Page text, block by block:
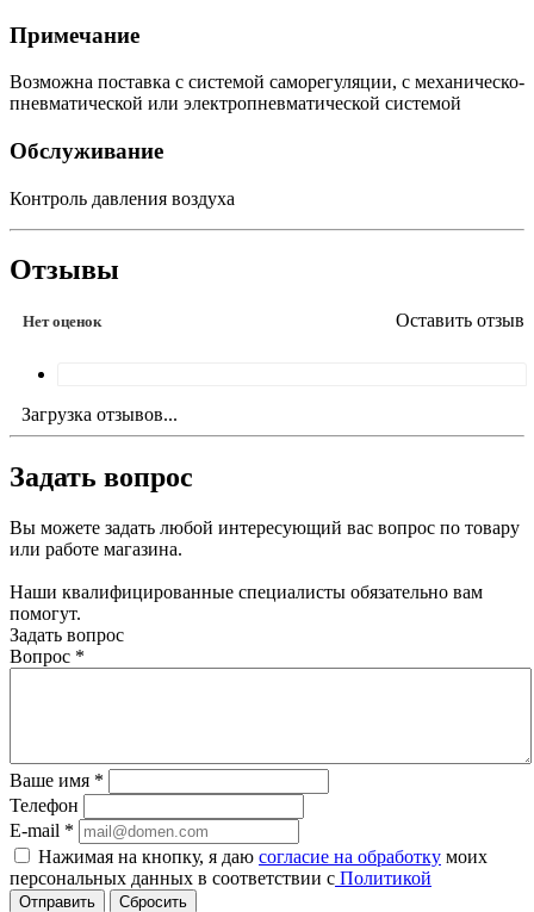
Примечание
Возможна поставка с системой саморегуляции, с механическо-
пневматической или электропневматической системой
Обслуживание
Контроль давления воздуха
Отзывы
Нет оценок Оставить отзыв
Загрузка отзывов...
Задать вопрос
Вы можете задать любой интересующий вас вопрос по товару
или работе магазина.
Наши квалифицированные специалисты обязательно вам
помогут.
Задать вопрос
Вопрос *
Ваше имя *
Телефон
E-mail *
Нажимая на кнопку, я даю согласие на обработку моих
персональных данных в соответствии с Политикой
Сбросить